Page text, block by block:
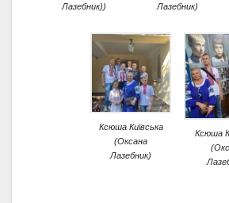
Лазебник))
Лазебник)
Ксюша Київська
(Оксана
Лазебник)
Ксюша